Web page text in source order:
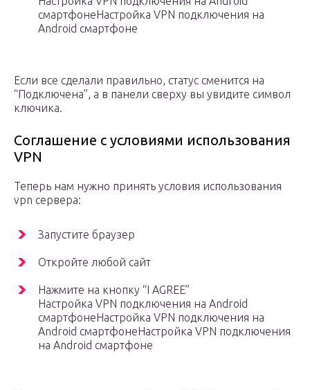
смартфонеНастройка VPN подключения на
Android смартфоне
Если все сделали правильно, статус сменится на
“Подключена”, а в панели сверху вы увидите символ
ключика.
Соглашение с условиями использования
VPN
Теперь нам нужно принять условия использования
vpn сервера:
Запустите браузер
Откройте любой сайт
Нажмите на кнопку “I AGREE”
Настройка VPN подключения на Android
смартфонеНастройка VPN подключения на
Android смартфонеНастройка VPN подключения
на Android смартфоне